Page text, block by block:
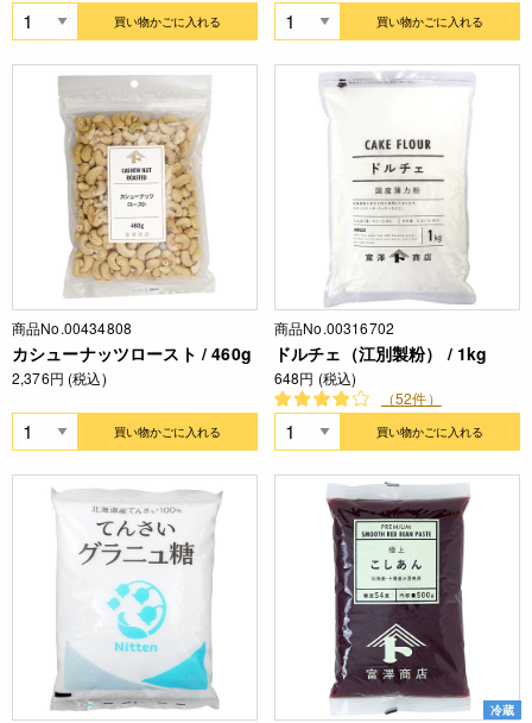
買い物かごに入れる 買い物かごに入れる
商品No.00434808
カシューナッツロースト / 460g
2,376円 (税込)
買い物かごに入れる
商品No.00316702
ドルチェ（江別製粉） / 1kg
648円 (税込)
（52件）
買い物かごに入れる
冷蔵